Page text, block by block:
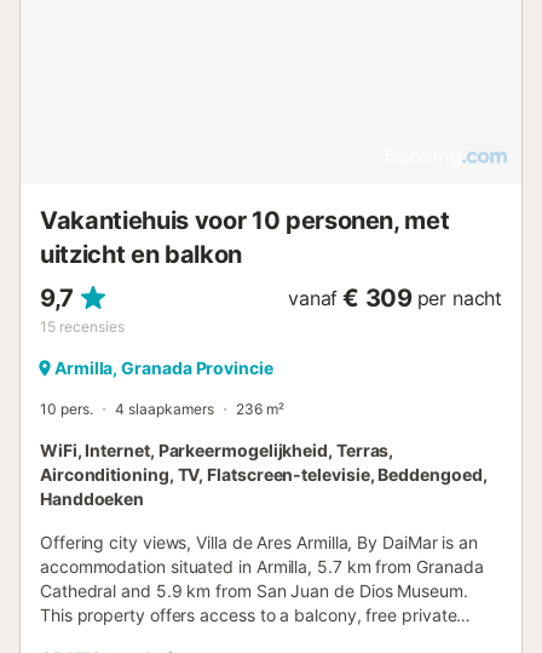
Vakantiehuis voor 10 personen, met
uitzicht en balkon
9,7
15 recensies
vanaf € 309 per nacht
Armilla, Granada Provincie
10 pers. 4 slaapkamers 236 m²
WiFi, Internet, Parkeermogelijkheid, Terras,
Airconditioning, TV, Flatscreen-televisie, Beddengoed,
Handdoeken
Offering city views, Villa de Ares Armilla, By DaiMar is an
accommodation situated in Armilla, 5.7 km from Granada
Cathedral and 5.9 km from San Juan de Dios Museum.
This property offers access to a balcony, free private